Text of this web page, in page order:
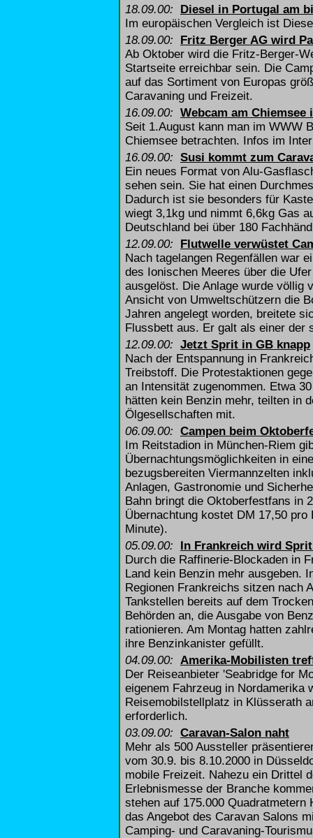
18.09.00:
Diesel in Portugal am
Im europäischen Vergleich ist
18.09.00:
Fritz Berger AG wird
Ab Oktober wird die Fritz-Berger-
Startseite erreichbar sein. Die
auf das Sortiment von Europas
Caravaning und Freizeit.
16.09.00: Webcam am Chiemsee
Seit 1.August kann man im WWW
Chiemsee betrachten. Infos im
16.09.00: Susi kommt zum
Ein neues Format von Alu-
sehen sein. Sie hat einen
Dadurch ist sie besonders für
wiegt 3,1kg und nimmt 6,6kg Gas
Deutschland bei über 180
12.09.00:
Flutwelle verwüstet
Nach tagelangen Regenfällen war
des Ionischen Meeres über die
ausgelöst. Die Anlage wurde völlig
Ansicht von Umweltschützern die
Jahren angelegt worden, breitete
Flussbett aus. Er galt als einer der
12.09.00: Jetzt Sprit in GB knapp
Nach der Entspannung in
Treibstoff. Die Protestaktionen
an Intensität zugenommen. Etwa
hätten kein Benzin mehr, teilten in
Ölgesellschaften mit.
06.09.00: Campen beim
Im Reitstadion in München-Riem
Übernachtungsmöglichkeiten in
bezugsbereiten Viermannzelten
Anlagen, Gastronomie und
Bahn bringt die Oktoberfestfans in
Übernachtung kostet DM 17,50
Minute).
05.09.00:
In Frankreich wird
Durch die Raffinerie-Blockaden in
Land kein Benzin mehr ausgeben.
Regionen Frankreichs sitzen nach
Tankstellen bereits auf dem
Behörden an, die Ausgabe von
rationieren. Am Montag hatten
ihre Benzinkanister gefüllt.
04.09.00: Amerika-Mobilisten
Der Reiseanbieter 'Seabridge for
eigenem Fahrzeug in Nordamerika
Reisemobilstellplatz in Klüsserath
erforderlich.
03.09.00: Caravan-Salon naht
Mehr als 500 Aussteller
vom 30.9. bis 8.10.2000 in
mobile Freizeit. Nahezu ein Drittel
Erlebnismesse der Branche
stehen auf 175.000 Quadratmetern
das Angebot des Caravan Salons
Camping- und Caravaning-